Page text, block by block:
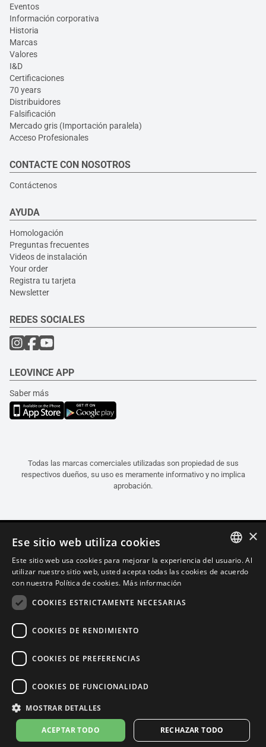
Eventos
Información corporativa
Historia
Marcas
Valores
I&D
Certificaciones
70 years
Distribuidores
Falsificación
Mercado gris (Importación paralela)
Acceso Profesionales
CONTACTE CON NOSOTROS
Contáctenos
AYUDA
Homologación
Preguntas frecuentes
Videos de instalación
Your order
Registra tu tarjeta
Newsletter
REDES SOCIALES
LEOVINCE APP
Saber más
Todas las marcas comerciales utilizadas son propiedad de sus
respectivos dueños, su uso es meramente informativo y no implica
aprobación.
Español (Brasil)
© 2026leovince.com by BELGROVE -VAT #: 1080016712
ITALIAN
×
Ese sitio web utiliza cookies
Este sitio web usa cookies para mejorar la experiencia del usuario. Al
utilizar nuestro sitio web, usted acepta todas las cookies de acuerdo
con nuestra Política de cookies. Más información
COOKIES ESTRICTAMENTE NECESARIAS
COOKIES DE RENDIMIENTO
COOKIES DE PREFERENCIAS
COOKIES DE FUNCIONALIDAD
MOSTRAR DETALLES
ACEPTAR TODO RECHAZAR TODO